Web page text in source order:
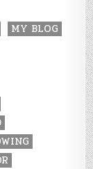
MY BLOG